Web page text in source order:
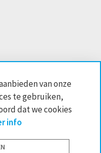
van onze
te gebruiken,
dat we cookies
info